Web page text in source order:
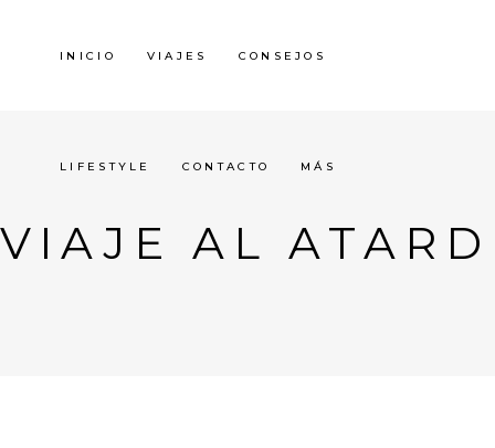
INICIO VIAJES CONSEJOS
LIFESTYLE CONTACTO MÁS
VIAJE AL